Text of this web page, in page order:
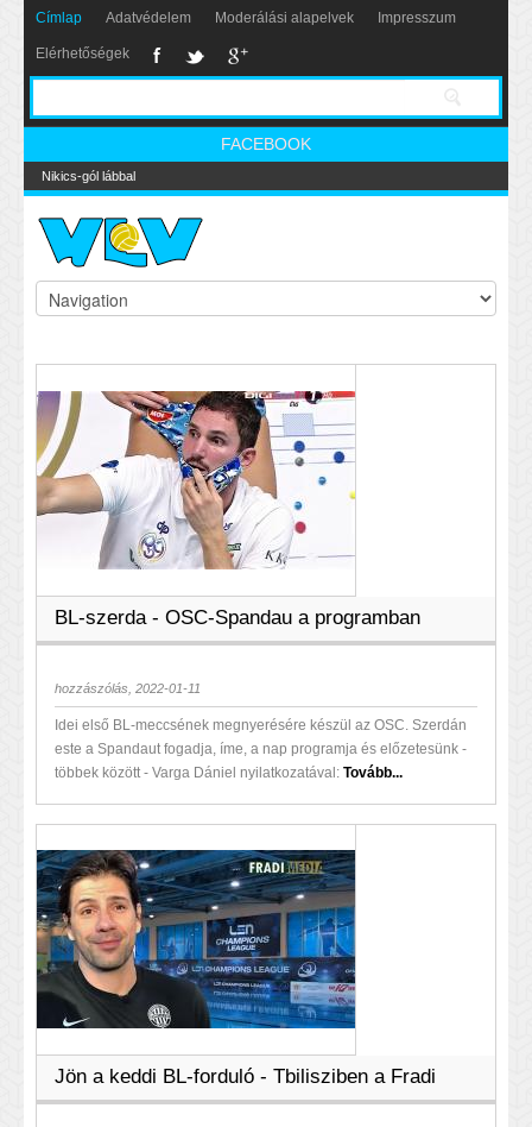
Címlap Adatvédelem Moderálási alapelvek Impresszum
Elérhetőségek
FACEBOOK
Nikics-gól lábbal
BL-szerda - OSC-Spandau a programban
hozzászólás, 2022-01-11
Idei első BL-meccsének megnyerésére készül az OSC. Szerdán
este a Spandaut fogadja, íme, a nap programja és előzetesünk -
többek között - Varga Dániel nyilatkozatával: Tovább...
Jön a keddi BL-forduló - Tbilisziben a Fradi